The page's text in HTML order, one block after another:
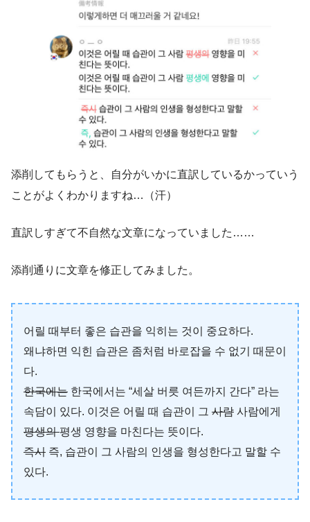
添削してもらうと、自分がいかに直訳しているかっていう
ことがよくわかりますね…（汗）
直訳しすぎて不自然な文章になっていました……
添削通りに文章を修正してみました。
어릴 때부터 좋은 습관을 익히는 것이 중요하다.
왜냐하면 익힌 습관은 좀처럼 바로잡을 수 없기 때문이
다.
한국에는 한국에서는 “세살 버릇 여든까지 간다” 라는
속담이 있다. 이것은 어릴 때 습관이 그 사람 사람에게
평생의평생 영향을 마친다는 뜻이다.
즉시 즉, 습관이 그 사람의 인생을 형성한다고 말할 수
있다.